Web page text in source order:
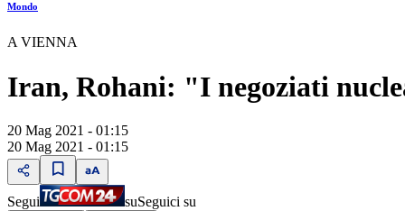
Mondo
A VIENNA
Iran, Rohani: "I negoziati
20 Mag 2021 - 01:15
20 Mag 2021 - 01:15
Segui suSeguici su